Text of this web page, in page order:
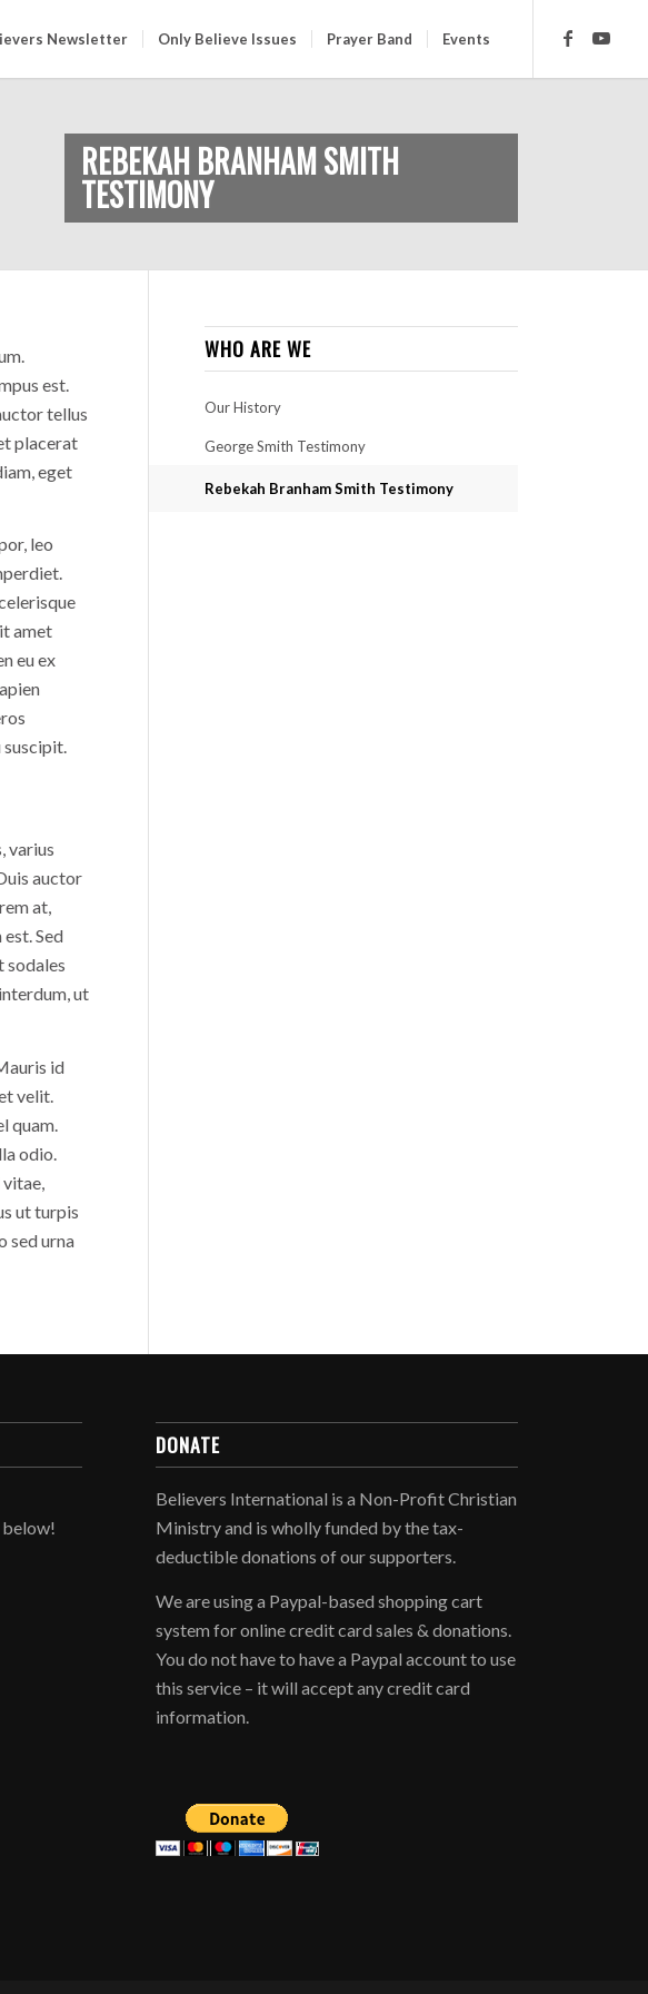
Newsletter Only Believe Issues Prayer Band Events
REBEKAH BRANHAM SMITH
TESTIMONY
est.
tellus
placerat
eget
leo
amet
eu ex
suscipit.
varius
auctor
at,
Sed
sodales
ut
id
velit.
quam.
odio.
ut turpis
sed urna
WHO ARE WE
Our History
George Smith Testimony
Rebekah Branham Smith Testimony
below!
DONATE
Believers International is a Non-Profit Christian
Ministry and is wholly funded by the tax-
deductible donations of our supporters.
We are using a Paypal-based shopping cart
system for online credit card sales & donations.
You do not have to have a Paypal account to use
this service – it will accept any credit card
information.